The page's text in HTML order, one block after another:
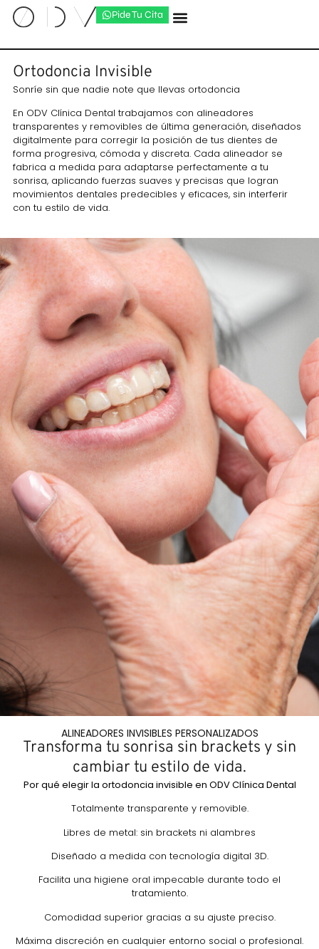
Pide Tu Cita
Ortodoncia Invisible
Sonríe sin que nadie note que llevas ortodoncia
En ODV Clínica Dental trabajamos con alineadores
transparentes y removibles de última generación, diseñados
digitalmente para corregir la posición de tus dientes de
forma progresiva, cómoda y discreta. Cada alineador se
fabrica a medida para adaptarse perfectamente a tu
sonrisa, aplicando fuerzas suaves y precisas que logran
movimientos dentales predecibles y eficaces, sin interferir
con tu estilo de vida.
ALINEADORES INVISIBLES PERSONALIZADOS
Transforma tu sonrisa sin brackets y sin
cambiar tu estilo de vida.
Por qué elegir la ortodoncia invisible en ODV Clínica Dental
Totalmente transparente y removible.
Libres de metal: sin brackets ni alambres
Diseñado a medida con tecnología digital 3D.
Facilita una higiene oral impecable durante todo el
tratamiento.
Comodidad superior gracias a su ajuste preciso.
Máxima discreción en cualquier entorno social o profesional.